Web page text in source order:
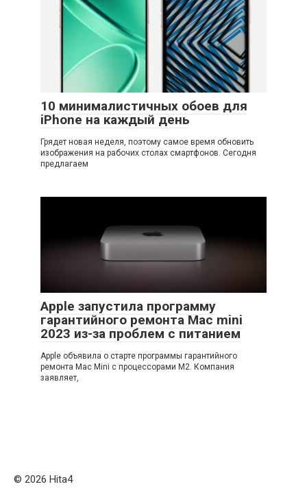
10 минималистичных обоев для
iPhone на каждый день
Грядет новая неделя, поэтому самое время обновить
изображения на рабочих столах смартфонов. Сегодня
предлагаем
Apple запустила программу
гарантийного ремонта Mac mini
2023 из-за проблем с питанием
Apple объявила о старте программы гарантийного
ремонта Mac Mini с процессорами M2. Компания
заявляет,
© 2026 Нita4